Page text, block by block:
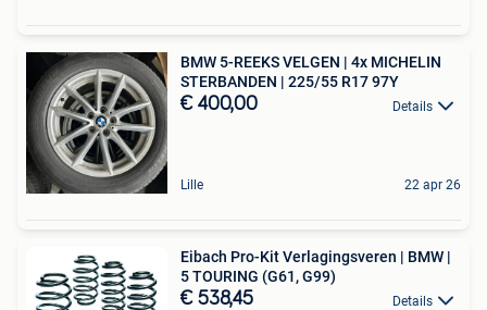
BMW 5-REEKS VELGEN | 4x MICHELIN
STERBANDEN | 225/55 R17 97Y
€ 400,00 Details
Lille 22 apr 26
Eibach Pro-Kit Verlagingsveren | BMW |
5 TOURING (G61, G99)
€ 538,45 Details